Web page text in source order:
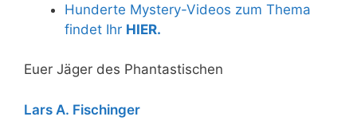
Hunderte Mystery-Videos zum Thema
findet Ihr HIER.
Euer Jäger des Phantastischen
Lars A. Fischinger